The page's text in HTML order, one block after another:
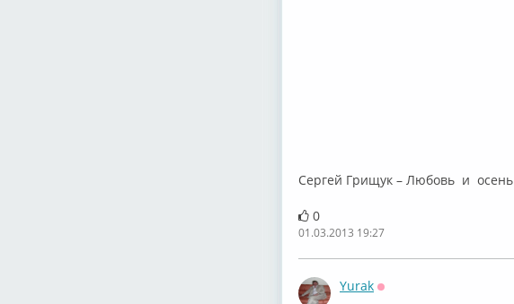
Сергей Грищук – Любовь и осень
0
01.03.2013 19:27
Yurak